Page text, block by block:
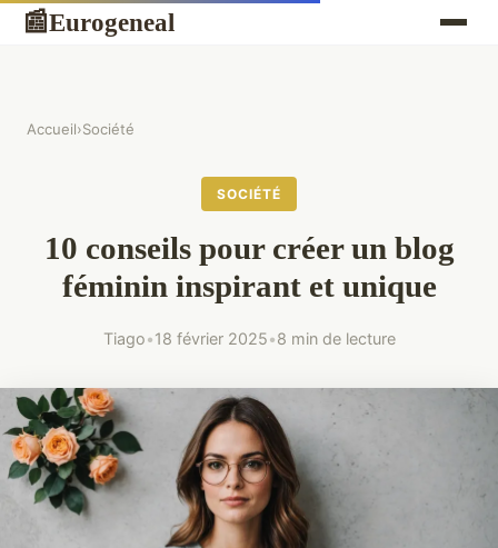
📰Eurogeneal
Accueil›Société
SOCIÉTÉ
10 conseils pour créer un blog
féminin inspirant et unique
Tiago•18 février 2025•8 min de lecture